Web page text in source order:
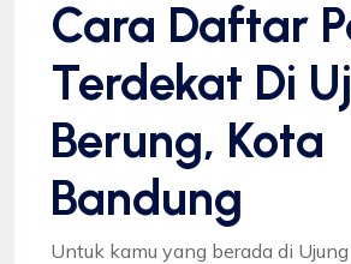
Cara Daftar
Terdekat Di
Berung, Kota
Bandung
Untuk kamu yang berada di